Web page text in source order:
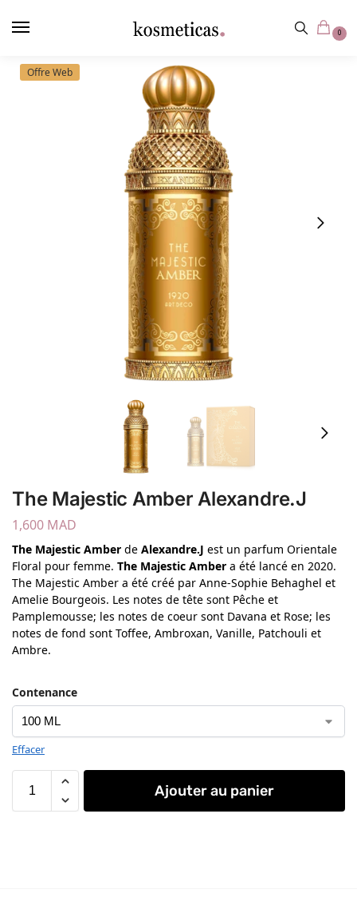
principal
0
Offre Web
The Majestic Amber Alexandre.J
1,600 MAD
The Majestic Amber de Alexandre.J est un parfum Orientale
Floral pour femme. The Majestic Amber a été lancé en 2020.
The Majestic Amber a été créé par Anne-Sophie Behaghel et
Amelie Bourgeois. Les notes de tête sont Pêche et
Pamplemousse; les notes de coeur sont Davana et Rose; les
notes de fond sont Toffee, Ambroxan, Vanille, Patchouli et
Ambre.
Contenance
Effacer
Ajouter au panier